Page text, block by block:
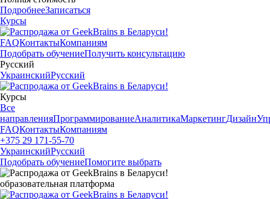
ПодробнееЗаписаться
Курсы
FAQКонтактыКомпаниям
Подобрать обучениеПолучить консультацию
Русский
УкраинскийРусский
Курсы
Все
направленияПрограммированиеАналитикаМаркетингДизайн
FAQКонтактыКомпаниям
+375 29 171-55-70
УкраинскийРусский
Подобрать обучениеПомогите выбрать
образовательная платформа